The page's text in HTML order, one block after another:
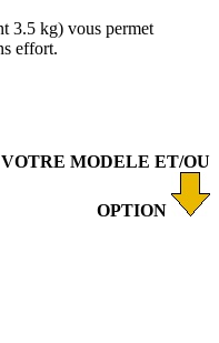
3.5 kg) vous permet
effort.
MODELE ET/OU
OPTION